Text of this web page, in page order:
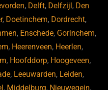
, Delft, Delfzijl, Den
, Doetinchem, Dordrecht,
, Enschede, Gorinchem,
, Heerenveen, Heerlen,
, Hoofddorp, Hoogeveen,
, Leeuwarden, Leiden,
, Middelburg, Nieuwegein,